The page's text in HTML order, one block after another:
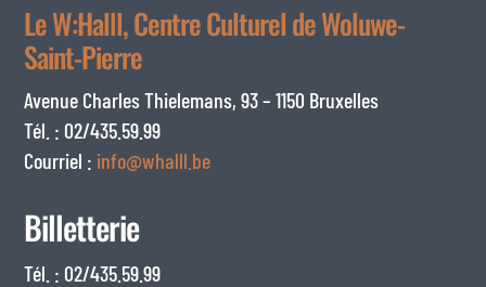
Le W:Halll, Centre Culturel de Woluwe-
Saint-Pierre
Avenue Charles Thielemans, 93 – 1150 Bruxelles
Tél. : 02/435.59.99
Courriel : info@whalll.be
Billetterie
Tél. : 02/435.59.99